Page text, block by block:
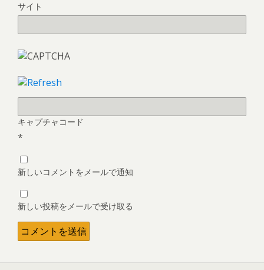
サイト
キャプチャコード
*
新しいコメントをメールで通知
新しい投稿をメールで受け取る